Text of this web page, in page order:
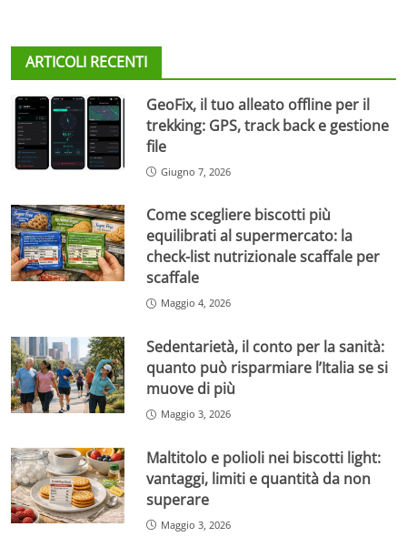
ARTICOLI RECENTI
GeoFix, il tuo alleato offline per il
trekking: GPS, track back e gestione
file
Giugno 7, 2026
Come scegliere biscotti più
equilibrati al supermercato: la
check-list nutrizionale scaffale per
scaffale
Maggio 4, 2026
Sedentarietà, il conto per la sanità:
quanto può risparmiare l’Italia se si
muove di più
Maggio 3, 2026
Maltitolo e polioli nei biscotti light:
vantaggi, limiti e quantità da non
superare
Maggio 3, 2026